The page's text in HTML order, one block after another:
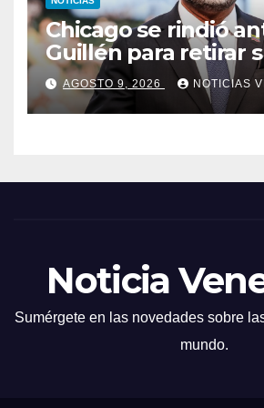
Chicago se rindió
Guillén para retirar
número
AGOSTO 9, 2026 NOTICIAS
Noticia
Sumérgete en las novedades sobre
mundo.